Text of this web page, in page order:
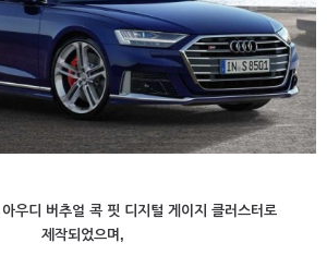
우디 버추얼 콕 핏 디지털 게이지 클러스터로
제작되었으며,